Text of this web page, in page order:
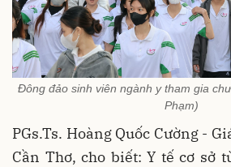
Đông đảo sinh viên ngành y tham gia
Phạm)
PGs.Ts. Hoàng Quốc Cường -
Cần Thơ, cho biết: Y tế cơ sở